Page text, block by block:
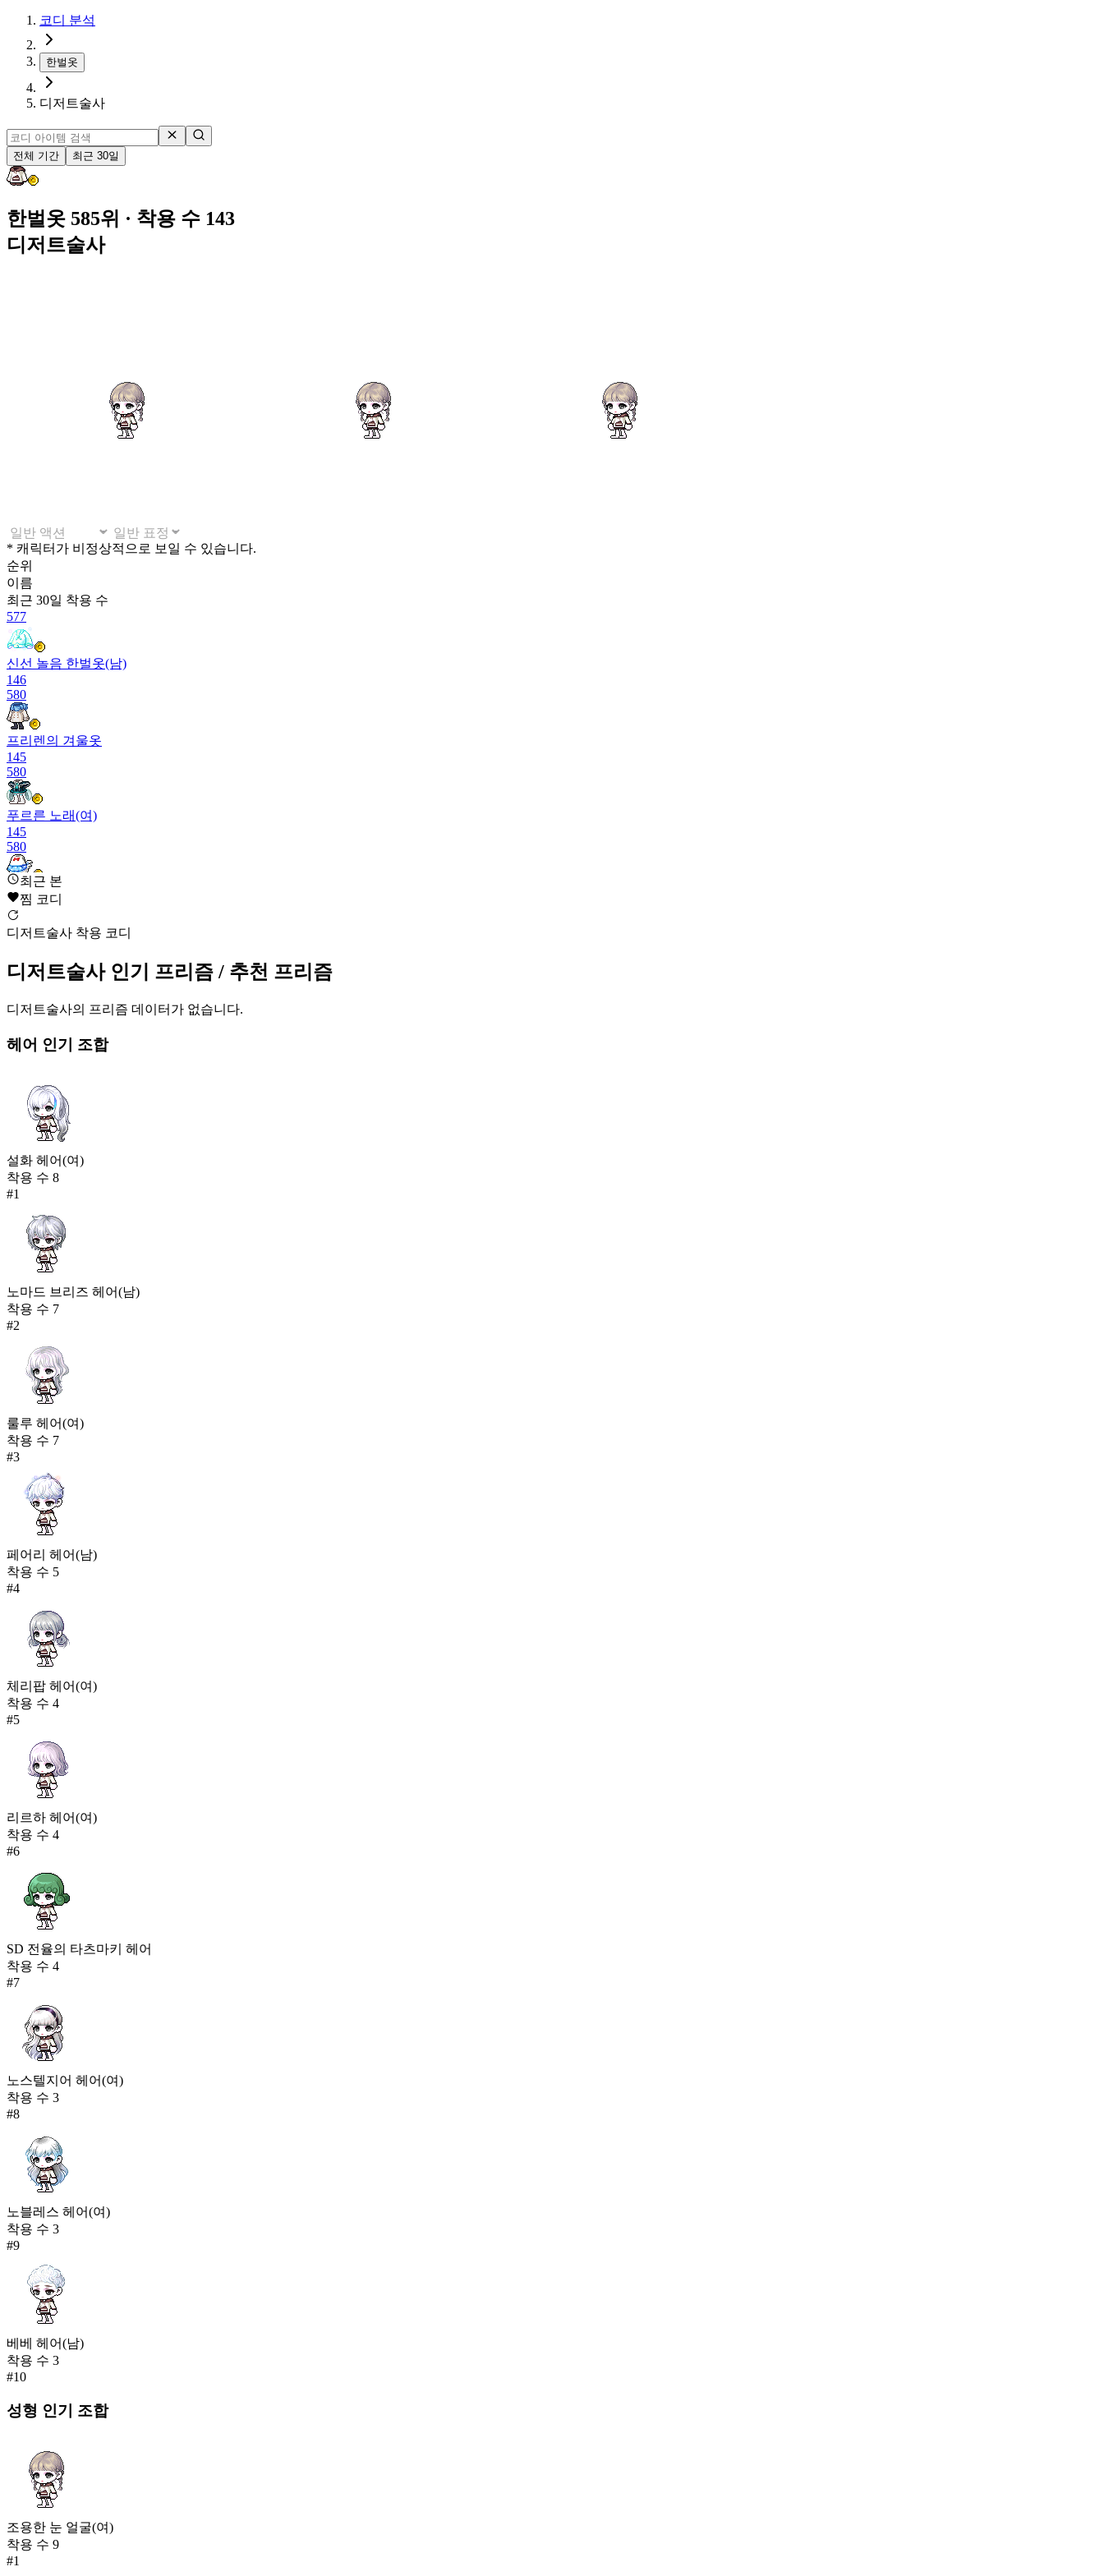
코디 분석
한벌옷
디저트술사
전체 기간 최근 30일
한벌옷 585위 · 착용 수 143
디저트술사
* 캐릭터가 비정상적으로 보일 수 있습니다.
순위
이름
최근 30일 착용 수
577
신선 놀음 한벌옷(남)
146
580
프리렌의 겨울옷
145
580
푸르른 노래(여)
145
580
꼬꼬 인형옷
145
583
144
583
별의 세레나데(여)
585
디저트술사
판타스마 토트(남)
143
587
아니마 호영 도사복(남)
142
587
태초의 집행자(남)
스켈레톤 슈트
591
코브라 하와이안 의상
최근 본
찜 코디
디저트술사 착용 코디
디저트술사 인기 프리즘 / 추천 프리즘
디저트술사의 프리즘 데이터가 없습니다.
헤어 인기 조합
설화 헤어(여)
착용 수 8
#1
노마드 브리즈 헤어(남)
착용 수 7
#2
룰루 헤어(여)
착용 수 7
#3
페어리 헤어(남)
착용 수 5
#4
체리팝 헤어(여)
착용 수 4
#5
리르하 헤어(여)
착용 수 4
#6
SD 전율의 타츠마키 헤어
착용 수 4
#7
노스텔지어 헤어(여)
착용 수 3
#8
노블레스 헤어(여)
착용 수 3
#9
베베 헤어(남)
착용 수 3
#10
성형 인기 조합
조용한 눈 얼굴(여)
착용 수 9
#1